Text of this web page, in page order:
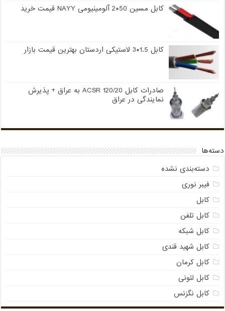
کابل مسین 50*2 آلومینیومی NAYY قیمت خرید
کابل 1.5*3 لاستیکی اردستان بهترین قیمت بازار
صادرات کابل 120/20 ACSR به عراق + پذیرش
نمایندگی در عراق
دسته‌ها
دسته‌بندی نشده
فیبر نوری
کابل
کابل تلفن
کابل شبکه
کابل شهید قندی
کابل کرمان
کابل لئونی
کابل نگزنس